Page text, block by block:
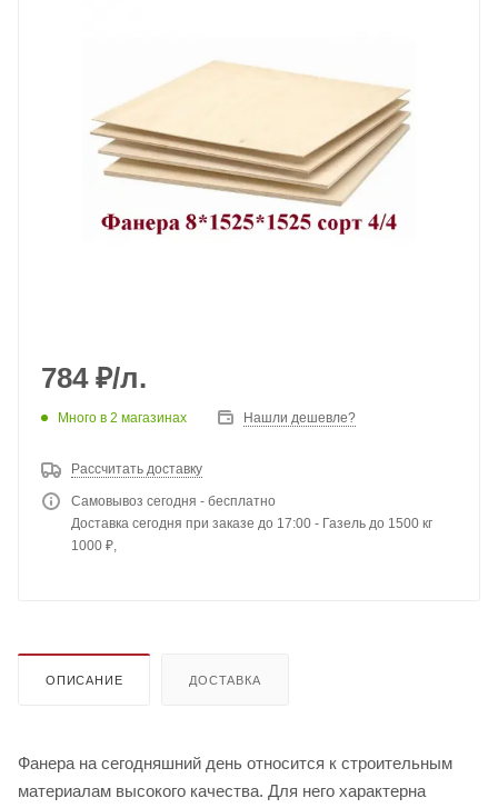
784₽/л.
Много в 2 магазинах Нашли дешевле?
Рассчитать доставку
Самовывоз сегодня - бесплатно
Доставка сегодня при заказе до 17:00 - Газель до 1500 кг
1000 ₽,
ОПИСАНИЕ ДОСТАВКА
Фанера на сегодняшний день относится к строительным
материалам высокого качества. Для него характерна